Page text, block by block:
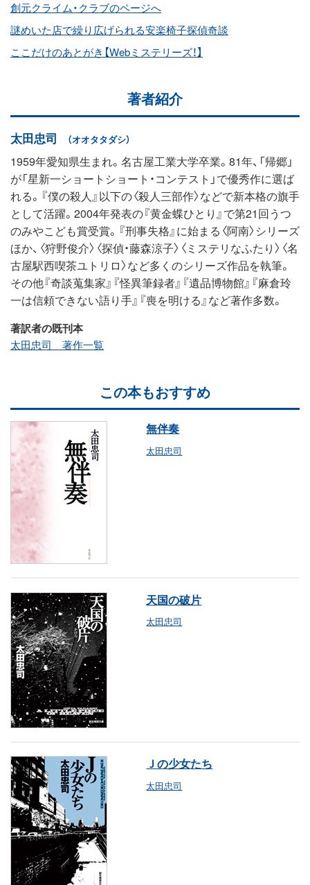
創元クライム・クラブのページへ
謎めいた店で繰り広げられる安楽椅子探偵奇談
ここだけのあとがき【Webミステリーズ！】
著者紹介
太田忠司 （オオタタダシ）
1959年愛知県生まれ。名古屋工業大学卒業。81年、「帰郷」
が「星新一ショートショート・コンテスト」で優秀作に選ば
れる。『僕の殺人』以下の〈殺人三部作〉などで新本格の旗手
として活躍。2004年発表の『黄金蝶ひとり』で第21回うつ
のみやこども賞受賞。『刑事失格』に始まる〈阿南〉シリーズ
ほか、〈狩野俊介〉〈探偵・藤森涼子〉〈ミステリなふたり〉〈名
古屋駅西喫茶ユトリロ〉など多くのシリーズ作品を執筆。
その他『奇談蒐集家』『怪異筆録者』『遺品博物館』『麻倉玲
一は信頼できない語り手』『喪を明ける』など著作多数。
著訳者の既刊本
太田忠司 著作一覧
この本もおすすめ
無伴奏
太田忠司
天国の破片
太田忠司
Ｊの少女たち
太田忠司